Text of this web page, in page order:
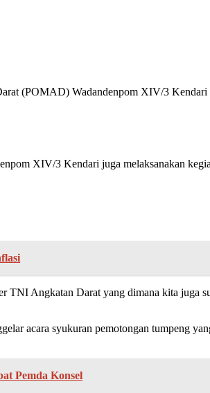
(POMAD) Wadandenpom XIV/3
XIV/3 Kendari juga melaksanakan
Angkatan Darat yang dimana kita juga
acara syukuran pemotongan tumpeng
Pemda Konsel